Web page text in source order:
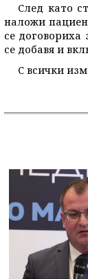
След като
наложи
се
се добавя и
С всички